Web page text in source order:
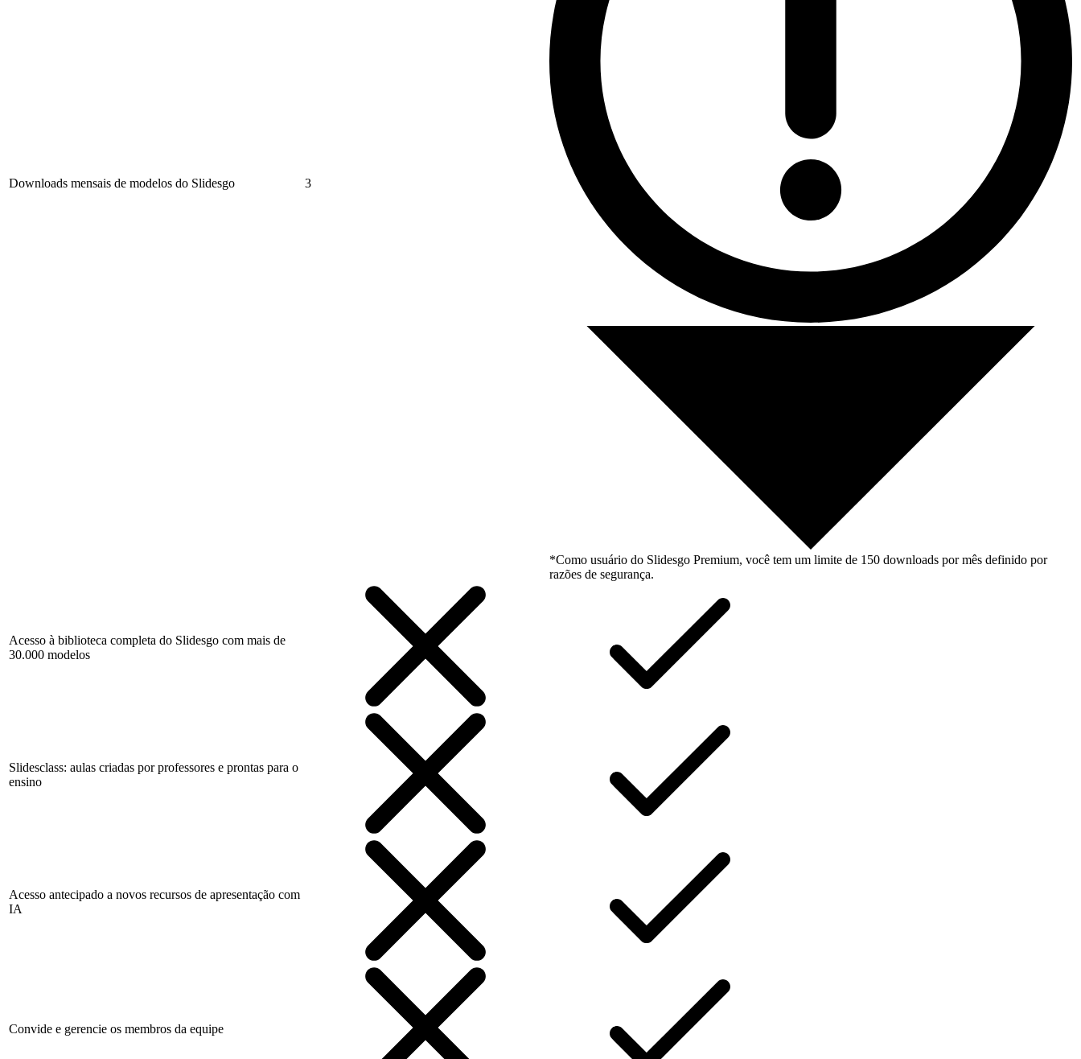
Downloads mensais de modelos do Slidesgo 3
*Como usuário do Slidesgo Premium, você tem um limite de 150 downloads por mês definido por
razões de segurança.
Acesso à biblioteca completa do Slidesgo com mais de
30.000 modelos
Slidesclass: aulas criadas por professores e prontas para o
ensino
Acesso antecipado a novos recursos de apresentação com
IA
Convide e gerencie os membros da equipe